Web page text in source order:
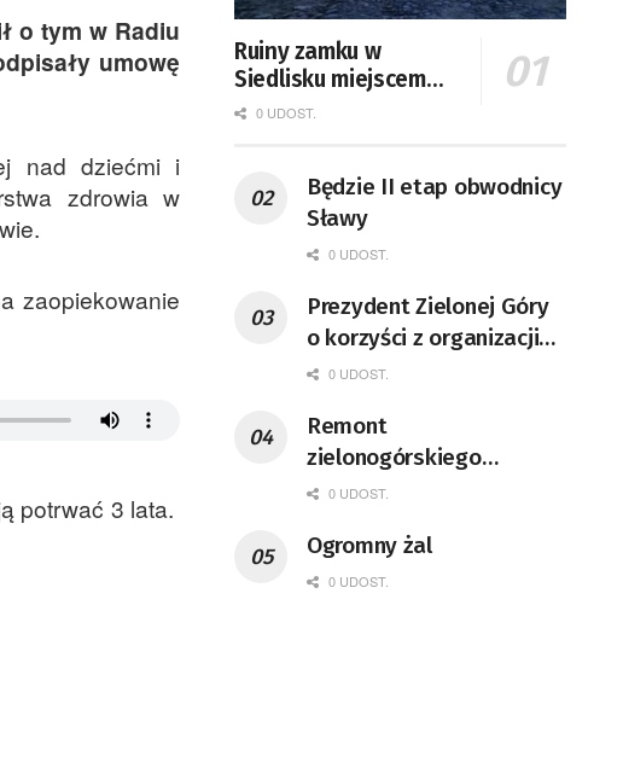
o tym w Radiu
umowę
nad dziećmi i
zdrowia w
zaopiekowanie
potrwać 3 lata.
Ruiny zamku w
Siedlisku miejscem
święta plonów
0 UDOST.
Będzie II etap obwodnicy
Sławy
0 UDOST.
Prezydent Zielonej Góry
o korzyści z organizacji
mety Tour de Pologne
0 UDOST.
Remont
zielonogórskiego
deptaka zgodnie z
0 UDOST.
Ogromny żal
0 UDOST.